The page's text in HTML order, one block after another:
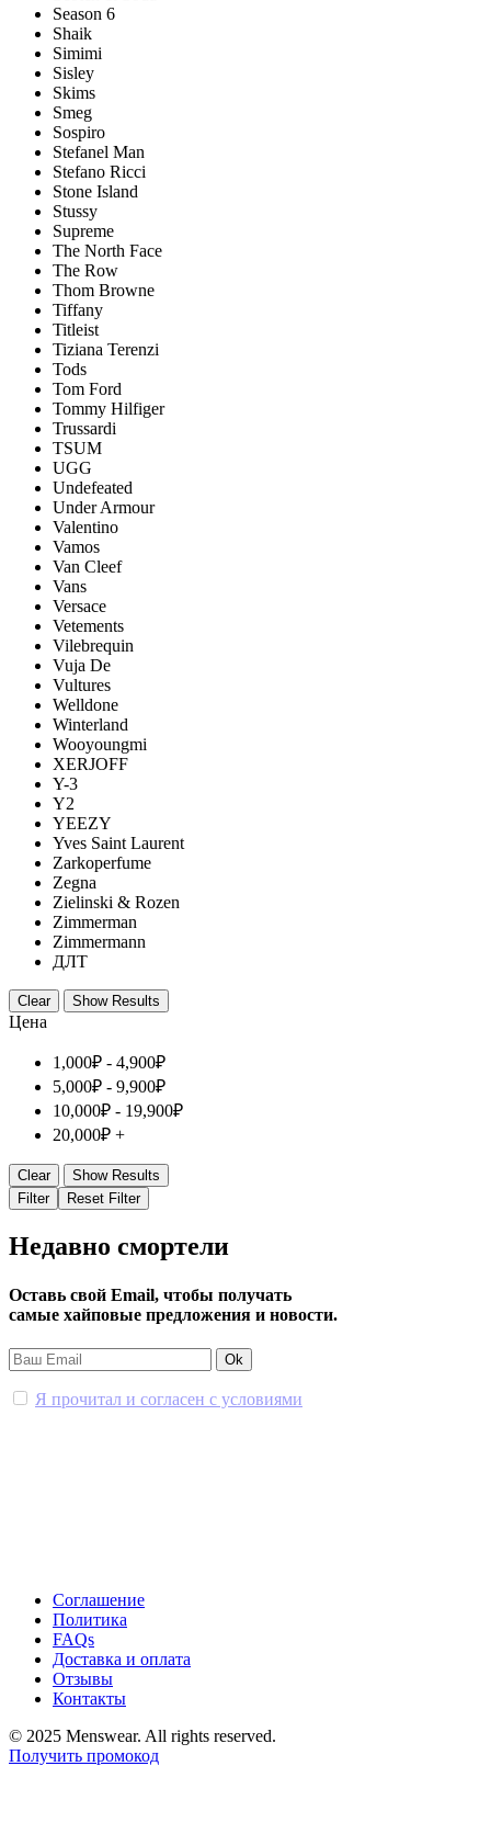
Season 6
Shaik
Simimi
Sisley
Skims
Smeg
Sospiro
Stefanel Man
Stefano Ricci
Stone Island
Stussy
Supreme
The North Face
The Row
Thom Browne
Tiffany
Titleist
Tiziana Terenzi
Tods
Tom Ford
Tommy Hilfiger
Trussardi
TSUM
UGG
Undefeated
Under Armour
Valentino
Vamos
Van Cleef
Vans
Versace
Vetements
Vilebrequin
Vuja De
Vultures
Welldone
Winterland
Wooyoungmi
XERJOFF
Y-3
Y2
YEEZY
Yves Saint Laurent
Zarkoperfume
Zegna
Zielinski & Rozen
Zimmerman
Zimmermann
ДЛТ
Clear Show Results
Цена
1,000₽ - 4,900₽
5,000₽ - 9,900₽
10,000₽ - 19,900₽
20,000₽ +
Clear
Show Results
Filter
Reset Filter
Недавно смортели
Оставь свой Email, чтобы получать
самые хайповые предложения и новости.
Я прочитал и согласен с условиями
Соглашение
Политика
FAQs
Доставка и оплата
Отзывы
Контакты
© 2025 Menswear. All rights reserved.
Получить промокод